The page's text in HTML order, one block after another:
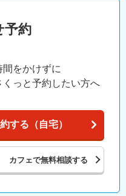
予約
間をかけずに
くっと予約したい方へ
する（自宅）
カフェで無料相談する